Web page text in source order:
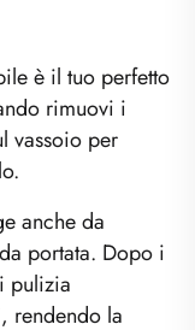
è il tuo perfetto
rimuovi i
vassoio per
anche da
portata. Dopo i
pulizia
rendendo la